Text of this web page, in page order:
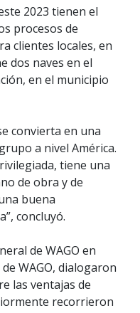
2023 tienen el
procesos de
clientes locales, en
dos naves en el
en el municipio
convierta en una
a nivel América.
tiene una
de obra y de
buena
concluyó.
de WAGO en
WAGO, dialogaron
las ventajas de
recorrieron